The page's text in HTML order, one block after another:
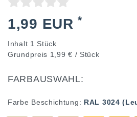
1,99 EUR*
Inhalt 1 Stück
Grundpreis 1,99 € / Stück
FARBAUSWAHL:
Farbe Beschichtung: RAL 3024